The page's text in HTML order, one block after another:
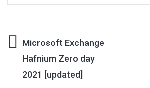
Bericht
navigatie
Microsoft Exchange
Hafnium Zero day
2021 [updated]